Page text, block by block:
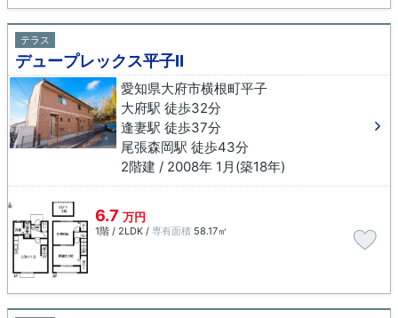
テラス
デュープレックス平子Ⅱ
愛知県大府市横根町平子
大府駅 徒歩32分
逢妻駅 徒歩37分
尾張森岡駅 徒歩43分
2階建 / 2008年 1月(築18年)
6.7 万円
1階 / 2LDK / 専有面積 58.17㎡